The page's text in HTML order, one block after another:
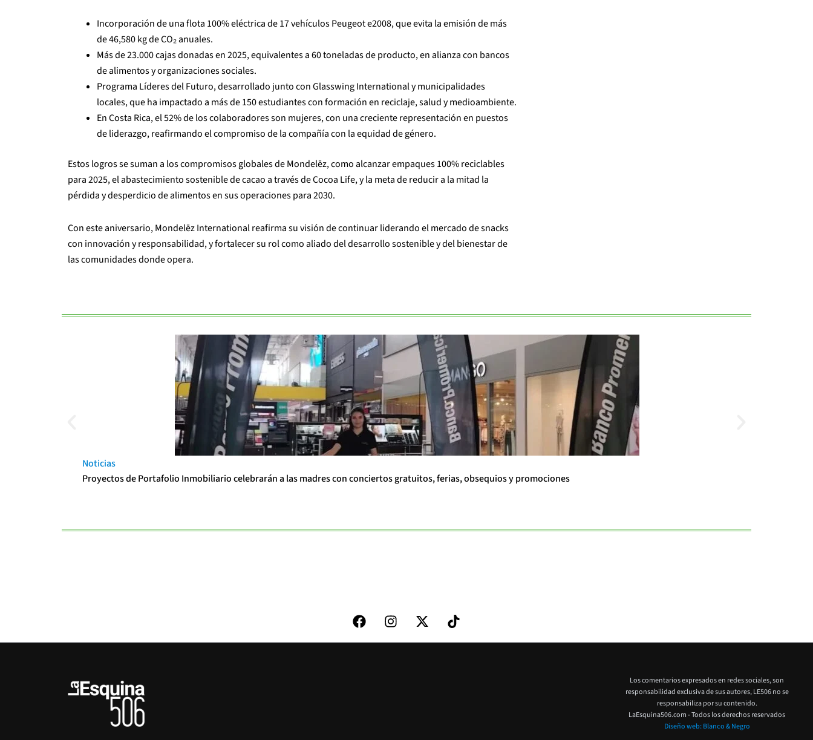
Incorporación de una flota 100% eléctrica de 17 vehículos Peugeot e2008, que evita la emisión de más
de 46,580 kg de CO₂ anuales.
Más de 23.000 cajas donadas en 2025, equivalentes a 60 toneladas de producto, en alianza con bancos
de alimentos y organizaciones sociales.
Programa Líderes del Futuro, desarrollado junto con Glasswing International y municipalidades
locales, que ha impactado a más de 150 estudiantes con formación en reciclaje, salud y medioambiente.
En Costa Rica, el 52% de los colaboradores son mujeres, con una creciente representación en puestos
de liderazgo, reafirmando el compromiso de la compañía con la equidad de género.
Estos logros se suman a los compromisos globales de Mondelēz, como alcanzar empaques 100% reciclables
para 2025, el abastecimiento sostenible de cacao a través de Cocoa Life, y la meta de reducir a la mitad la
pérdida y desperdicio de alimentos en sus operaciones para 2030.
Con este aniversario, Mondelēz International reafirma su visión de continuar liderando el mercado de snacks
con innovación y responsabilidad, y fortalecer su rol como aliado del desarrollo sostenible y del bienestar de
las comunidades donde opera.
Noticias
Proyectos de Portafolio Inmobiliario celebrarán a las madres con conciertos gratuitos, ferias, obsequios y promociones
Los comentarios expresados en redes sociales, son
responsabilidad exclusiva de sus autores,LE506 no se
responsabiliza por su contenido.
LaEsquina506.com - Todos los derechos reservados
Diseño web: Blanco & Negro